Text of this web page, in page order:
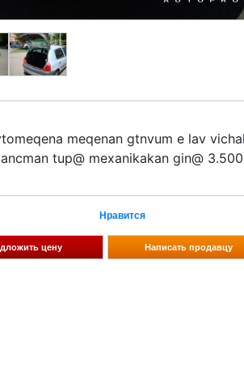
meqenan gtnvum e lav
tup@ mexanikakan gin@ 3.500
Нравится